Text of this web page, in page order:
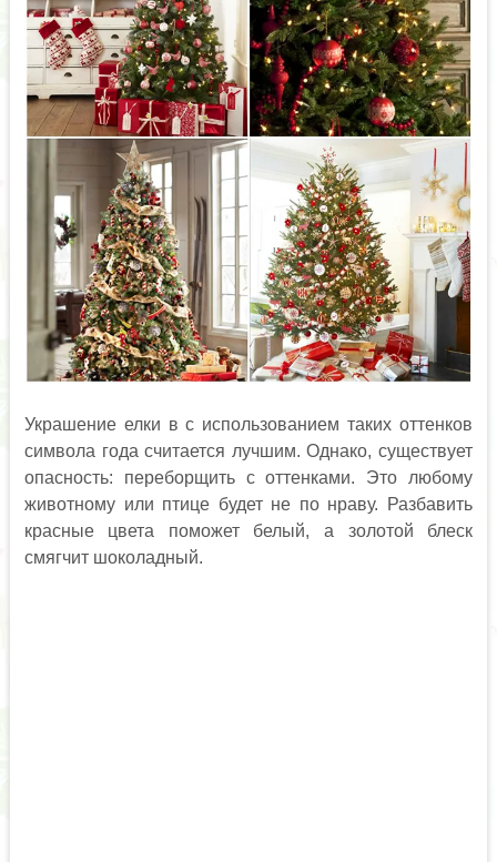
Украшение елки в с использованием таких оттенков
символа года считается лучшим. Однако, существует
опасность: переборщить с оттенками. Это любому
животному или птице будет не по нраву. Разбавить
красные цвета поможет белый, а золотой блеск
смягчит шоколадный.